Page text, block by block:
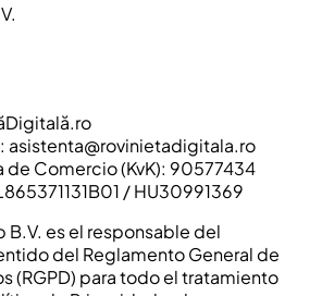
asistenta@rovinietadigitala.ro
de Comercio (KvK): 90577434
/ HU30991369
B.V. es el responsable del
del Reglamento General de
(RGPD) para todo el tratamiento